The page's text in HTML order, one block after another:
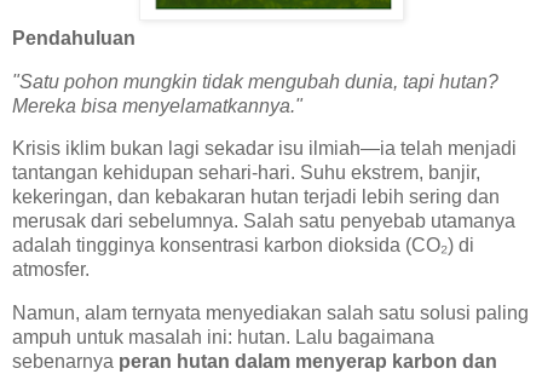
Pendahuluan
"Satu pohon mungkin tidak mengubah dunia, tapi hutan?
Mereka bisa menyelamatkannya."
Krisis iklim bukan lagi sekadar isu ilmiah—ia telah menjadi
tantangan kehidupan sehari-hari. Suhu ekstrem, banjir,
kekeringan, dan kebakaran hutan terjadi lebih sering dan
merusak dari sebelumnya. Salah satu penyebab utamanya
adalah tingginya konsentrasi karbon dioksida (CO₂) di
atmosfer.
Namun, alam ternyata menyediakan salah satu solusi paling
ampuh untuk masalah ini: hutan. Lalu bagaimana
sebenarnya peran hutan dalam menyerap karbon dan